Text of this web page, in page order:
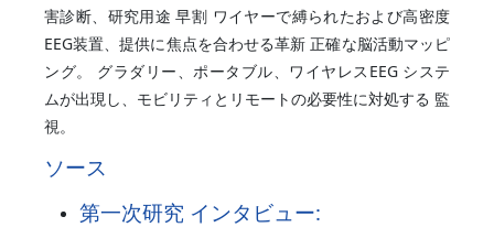
害診断、研究用途 早割 ワイヤーで縛られたおよび高密度
EEG装置、提供に焦点を合わせる革新 正確な脳活動マッピ
ング。 グラダリー、ポータブル、ワイヤレスEEG システ
ムが出現し、モビリティとリモートの必要性に対処する 監
視。
ソース
第一次研究 インタビュー: